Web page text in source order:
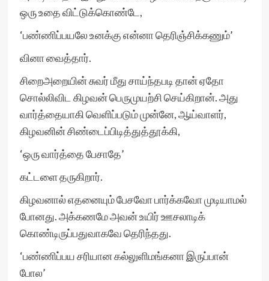
ஒரு உதை விட்டுக்கொண்டே,
‘பண்ணிப்பயலே உனக்கு என்னா தெரிஞ்சிக்கணும்’
வினா வைத்தார்.
சிறைஅறையின் சுவர் மீது சாய்ந்தபடி தான் ஏதோ
சொல்லிவிட கிழவன் பெருமுயற்சி செய்கிறான். அது
வார்த்தையாகி வெளிப்படும் முன்னே, ஆய்வாளர்,
கிழவனின் சிண்டைப்பிடித்துத்தூக்கி,
‘ஒரு வார்த்தை பேசாதே’
கட்டளை தருகிறார்.
கிழவனால் எதனையும் பேசவோ பார்க்கவோ முடியாமல்
போனது. அக்கணமே அவன் உயிர் ஊசலாடிக்
கொண்டிருப்பதுவாகவே தெரிந்தது.
‘பண்ணிப்பய சரியான கல்லுளிமங்கனா இருப்பான்
போல’